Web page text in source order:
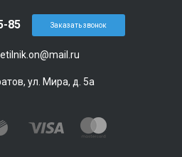
85
ул. Мира, д. 5а
Заказать звонок